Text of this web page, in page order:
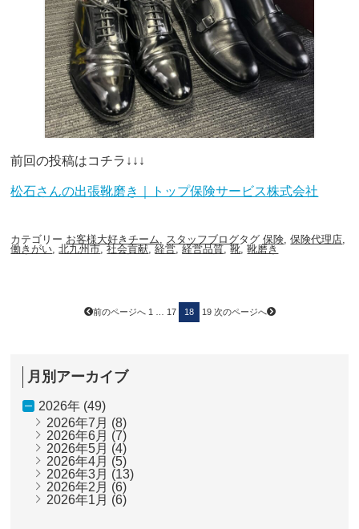
前回の投稿はコチラ↓↓↓
松石さんの出張靴磨き｜トップ保険サービス株式会社
カテゴリー お客様大好きチーム, スタッフブログタグ保険,保険代理店,
働きがい,北九州市,社会貢献,経営,経営品質,靴,靴磨き
前のページへ ー
1
ー
17
ペ
18
ー
19 次のページへ
月別アーカイブ
2026年 (49)
2026年7月 (8)
2026年6月 (7)
2026年5月 (4)
2026年4月 (5)
2026年3月 (13)
2026年2月 (6)
2026年1月 (6)